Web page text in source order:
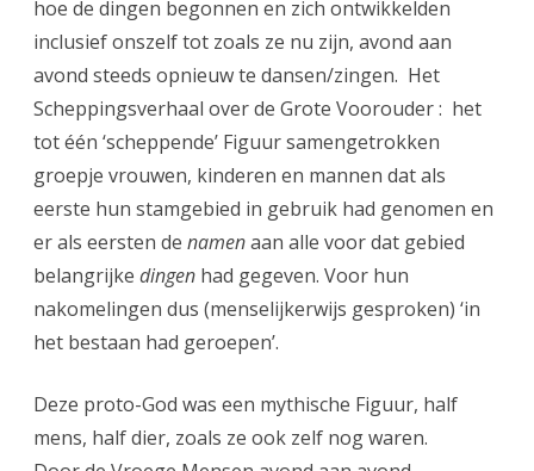
hoe de dingen begonnen en zich ontwikkelden
inclusief onszelf tot zoals ze nu zijn, avond aan
avond steeds opnieuw te dansen/zingen. Het
Scheppingsverhaal over de Grote Voorouder : het
tot één ‘scheppende’ Figuur samengetrokken
groepje vrouwen, kinderen en mannen dat als
eerste hun stamgebied in gebruik had genomen en
er als eersten de namenaan alle voor dat gebied
belangrijke dingen had gegeven. Voor hun
nakomelingen dus (menselijkerwijs gesproken) ‘in
het bestaan had geroepen’.
Deze proto-God was een mythische Figuur, half
mens, half dier, zoals ze ook zelf nog waren.